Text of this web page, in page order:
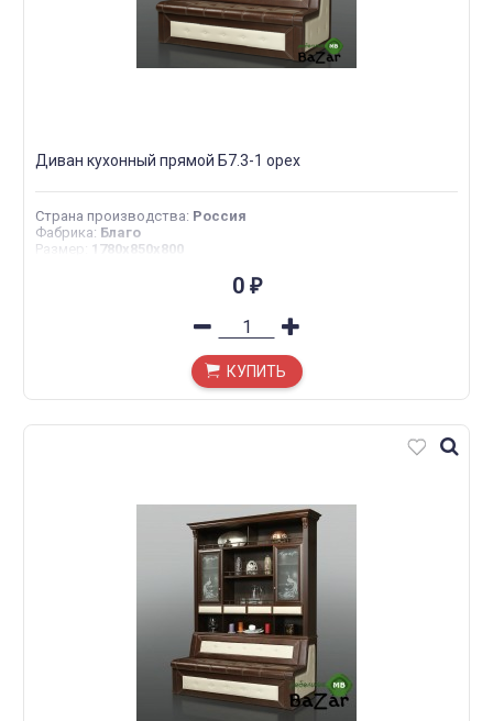
Диван кухонный прямой Б7.3-1 орех
Страна производства: Россия
Фабрика: Благо
Размер : 1780х850х800
0 ₽
КУПИТЬ